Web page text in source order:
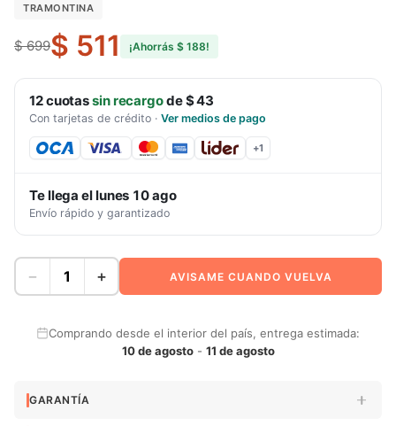
TRAMONTINA
$ 699$ 511 ¡Ahorrás $ 188!
12cuotassin recargode$ 43
Con tarjetas de crédito · Ver medios de pago
+1
Te llega ellunes 10 ago
Envío rápido y garantizado
− + AVISAME CUANDO VUELVA
Comprando desde el interior del país, entrega estimada:
10 de agosto- 11 de agosto
GARANTÍA